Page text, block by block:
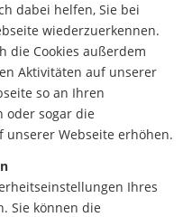
dabei helfen, Sie bei
wiederzuerkennen.
die Cookies außerdem
Aktivitäten auf unserer
so an Ihren
oder sogar die
unserer Webseite erhöhen.
Ihres
Sie können die